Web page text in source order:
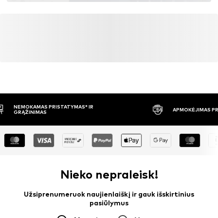
APMOKĖJIMAS PRISTAČIUS 30 DIENŲ
Nieko nepraleisk!
Užsiprenumeruok naujienlaiškį ir gauk išskirtinius
pasiūlymus